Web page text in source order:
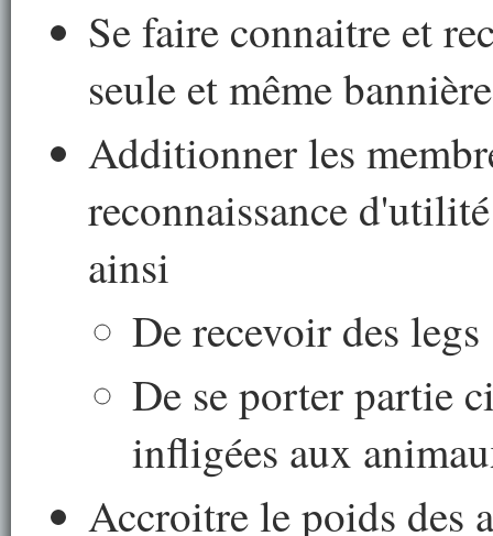
Se faire connaitre et
seule et même bannière
Additionner les
reconnaissance
ainsi
De recevoir des legs
De se porter partie
infligées aux
Accroitre le poids des